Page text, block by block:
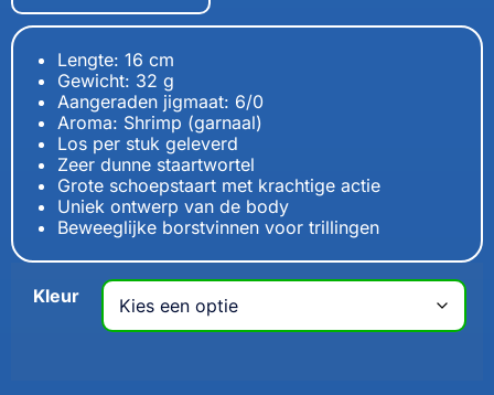
Lengte: 16 cm
Gewicht: 32 g
Aangeraden jigmaat: 6/0
Aroma: Shrimp (garnaal)
Los per stuk geleverd
Zeer dunne staartwortel
Grote schoepstaart met krachtige actie
Uniek ontwerp van de body
Beweeglijke borstvinnen voor trillingen
Kleur